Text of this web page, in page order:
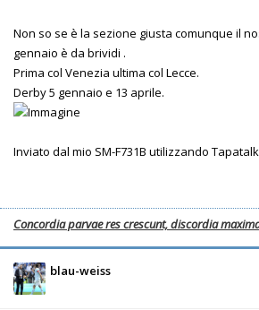
Non so se è la sezione giusta comunque il
gennaio è da brividi .
Prima col Venezia ultima col Lecce.
Derby 5 gennaio e 13 aprile.
Inviato dal mio SM-F731B utilizzando Tapatalk
Concordia parvae res crescunt, discordia
blau-weiss